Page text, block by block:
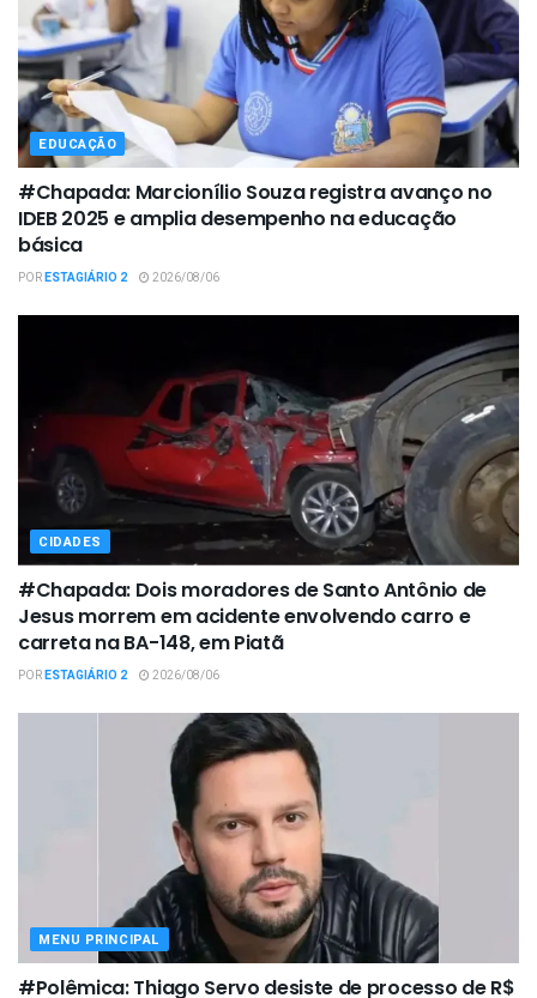
EDUCAÇÃO
#Chapada: Marcionílio Souza registra avanço no
IDEB 2025 e amplia desempenho na educação
básica
PORESTAGIÁRIO 2 2026/08/06
CIDADES
#Chapada: Dois moradores de Santo Antônio de
Jesus morrem em acidente envolvendo carro e
carreta na BA-148, em Piatã
PORESTAGIÁRIO 2 2026/08/06
MENU PRINCIPAL
#Polêmica: Thiago Servo desiste de processo de R$